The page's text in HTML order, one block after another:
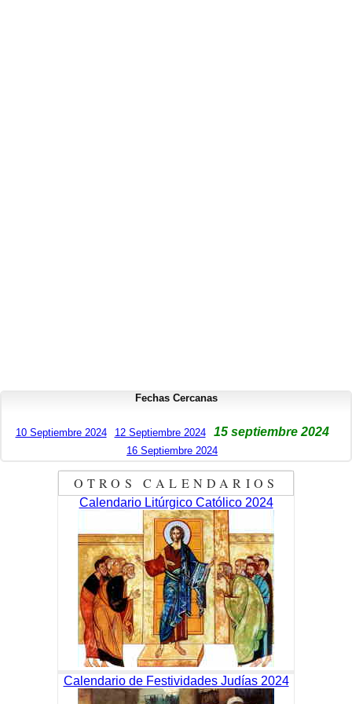
Fechas Cercanas
10 Septiembre 2024 12 Septiembre 2024 15 septiembre 2024
16 Septiembre 2024
OTROS CALENDARIOS
Calendario Litúrgico Católico 2024
Calendario de Festividades Judías 2024